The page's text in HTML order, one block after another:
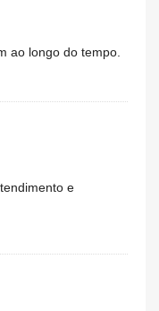
ao longo do tempo.
e